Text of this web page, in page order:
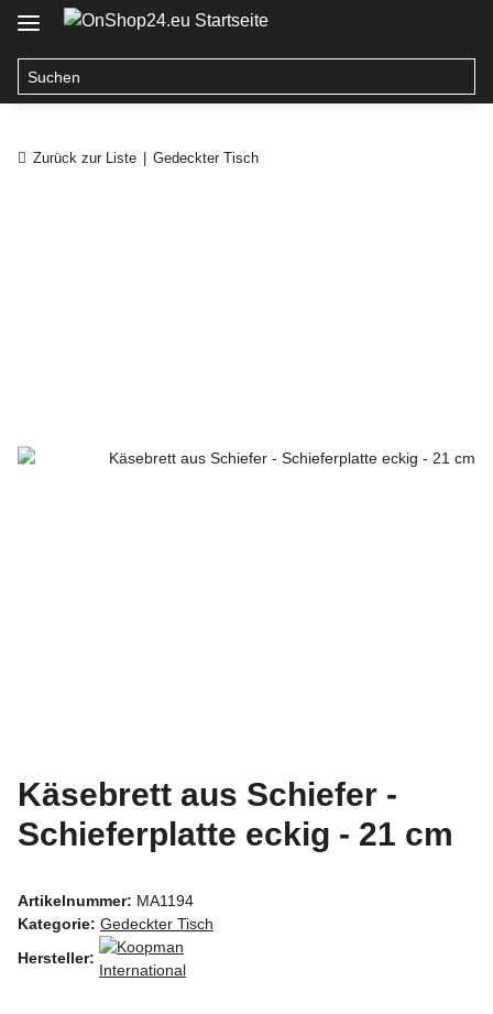
Zurück zur Liste Gedeckter Tisch
Käsebrett aus Schiefer -
Schieferplatte eckig - 21 cm
Artikelnummer: MA1194
Kategorie: Gedeckter Tisch
Hersteller: